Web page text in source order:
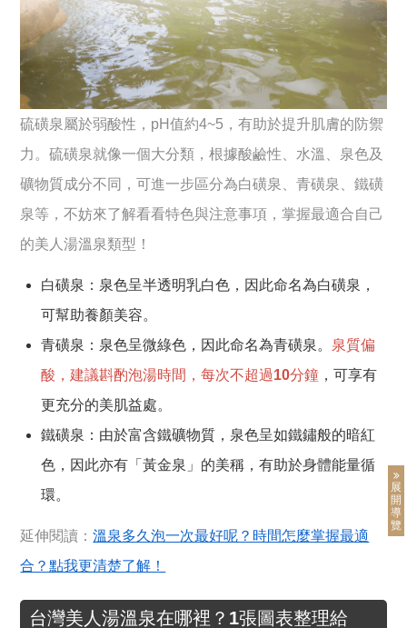
硫磺泉屬於弱酸性，pH值約4~5，有助於提升肌膚的防禦
力。硫磺泉就像一個大分類，根據酸鹼性、水溫、泉色及
礦物質成分不同，可進一步區分為白磺泉、青磺泉、鐵磺
泉等，不妨來了解看看特色與注意事項，掌握最適合自己
的美人湯溫泉類型！
白磺泉：泉色呈半透明乳白色，因此命名為白磺泉，
可幫助養顏美容。
青磺泉：泉色呈微綠色，因此命名為青磺泉。 泉質偏
酸，建議斟酌泡湯時間，每次不超過10分鐘 ，可享有
更充分的美肌益處。
鐵磺泉：由於富含鐵礦物質，泉色呈如鐵鏽般的暗紅
色，因此亦有「黃金泉」的美稱，有助於身體能量循
環。
延伸閱讀：溫泉多久泡一次最好呢？時間怎麼掌握最適
合？點我更清楚了解！
台灣美人湯溫泉在哪裡？1張圖表整理給
展
開
導
覽